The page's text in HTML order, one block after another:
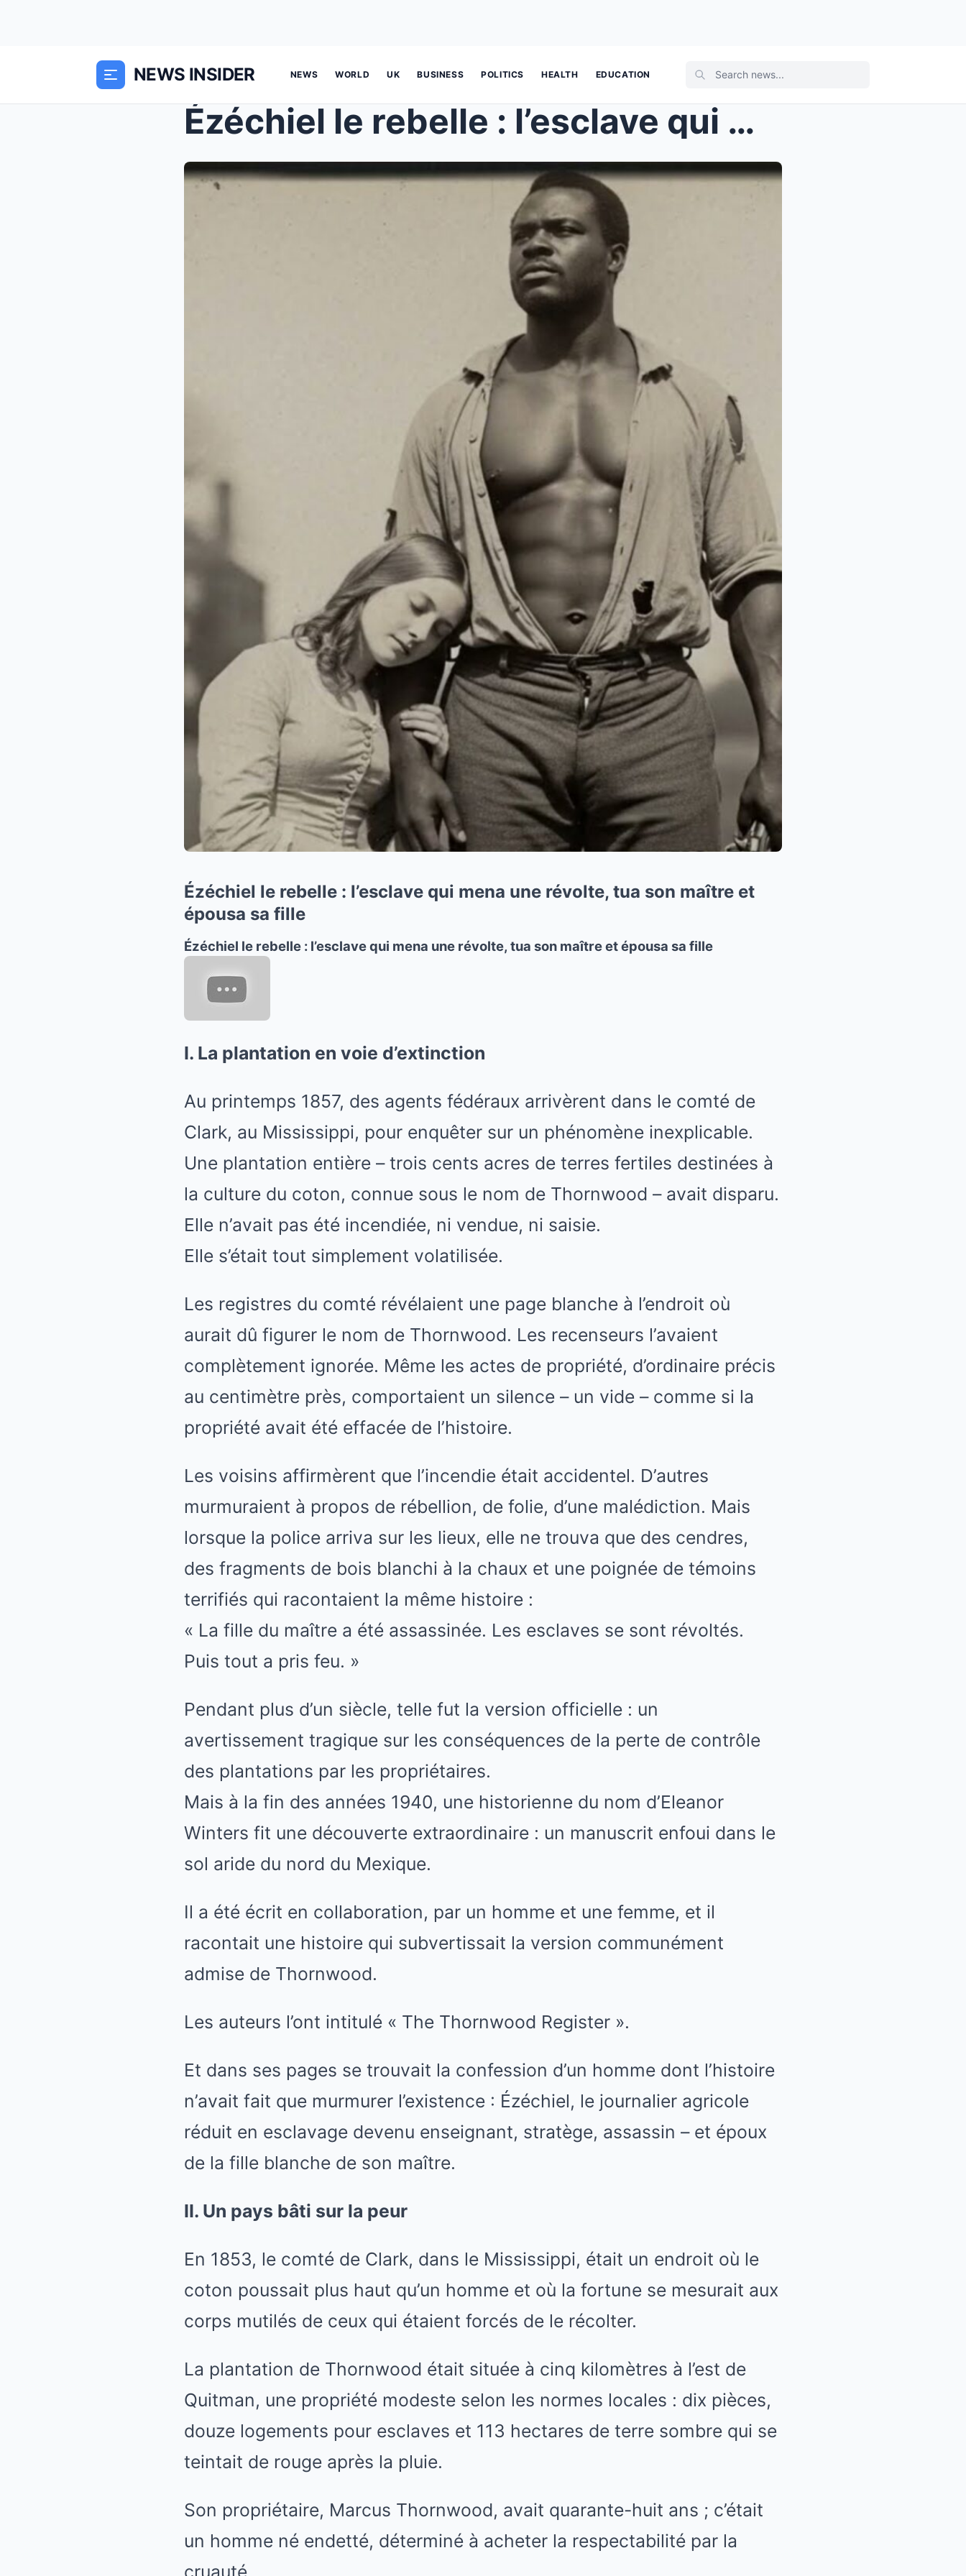
NEWS INSIDER NEWS WORLD UK BUSINESS POLITICS HEALTH EDUCATION
Ézéchiel le rebelle : l’esclave qui mena une révol...
Ézéchiel le rebelle : l’esclave qui mena une révolte, tua son maître et
épousa sa fille
Ézéchiel le rebelle : l’esclave qui mena une révolte, tua son maître et épousa sa fille
I. La plantation en voie d’extinction
Au printemps 1857, des agents fédéraux arrivèrent dans le comté de
Clark, au Mississippi, pour enquêter sur un phénomène inexplicable.
Une plantation entière – trois cents acres de terres fertiles destinées à
la culture du coton, connue sous le nom de Thornwood – avait disparu.
Elle n’avait pas été incendiée, ni vendue, ni saisie.
Elle s’était tout simplement volatilisée.
Les registres du comté révélaient une page blanche à l’endroit où
aurait dû figurer le nom de Thornwood. Les recenseurs l’avaient
complètement ignorée. Même les actes de propriété, d’ordinaire précis
au centimètre près, comportaient un silence – un vide – comme si la
propriété avait été effacée de l’histoire.
Les voisins affirmèrent que l’incendie était accidentel. D’autres
murmuraient à propos de rébellion, de folie, d’une malédiction. Mais
lorsque la police arriva sur les lieux, elle ne trouva que des cendres,
des fragments de bois blanchi à la chaux et une poignée de témoins
terrifiés qui racontaient la même histoire :
« La fille du maître a été assassinée. Les esclaves se sont révoltés.
Puis tout a pris feu. »
Pendant plus d’un siècle, telle fut la version officielle : un
avertissement tragique sur les conséquences de la perte de contrôle
des plantations par les propriétaires.
Mais à la fin des années 1940, une historienne du nom d’Eleanor
Winters fit une découverte extraordinaire : un manuscrit enfoui dans le
sol aride du nord du Mexique.
Il a été écrit en collaboration, par un homme et une femme, et il
racontait une histoire qui subvertissait la version communément
admise de Thornwood.
Les auteurs l’ont intitulé « The Thornwood Register ».
Et dans ses pages se trouvait la confession d’un homme dont l’histoire
n’avait fait que murmurer l’existence : Ézéchiel, le journalier agricole
réduit en esclavage devenu enseignant, stratège, assassin – et époux
de la fille blanche de son maître.
II. Un pays bâti sur la peur
En 1853, le comté de Clark, dans le Mississippi, était un endroit où le
coton poussait plus haut qu’un homme et où la fortune se mesurait aux
corps mutilés de ceux qui étaient forcés de le récolter.
La plantation de Thornwood était située à cinq kilomètres à l’est de
Quitman, une propriété modeste selon les normes locales : dix pièces,
douze logements pour esclaves et 113 hectares de terre sombre qui se
teintait de rouge après la pluie.
Son propriétaire, Marcus Thornwood, avait quarante-huit ans ; c’était
un homme né endetté, déterminé à acheter la respectabilité par la
cruauté.